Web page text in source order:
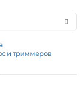
и триммеров